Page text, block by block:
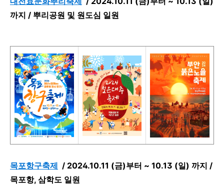
까지 / 뿌리공원 및 원도심 일원
목포항구축제 / 2024.10.11 (금)부터 ~ 10.13 (일) 까지 /
목포항, 삼학도 일원